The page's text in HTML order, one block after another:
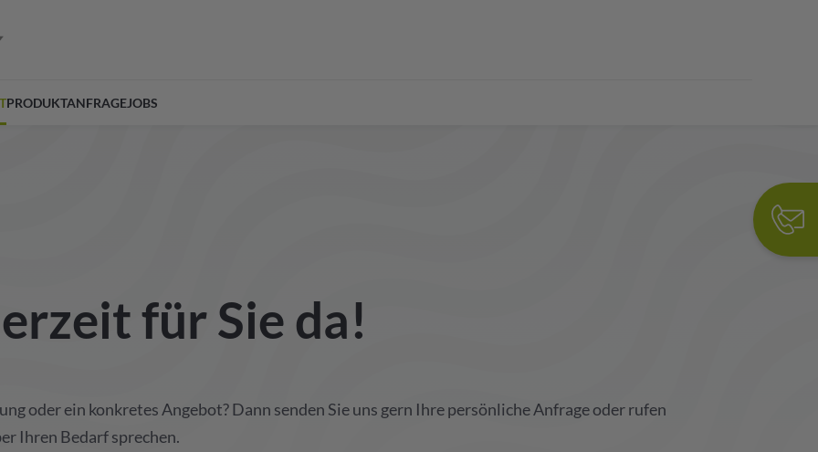
PRODUKTANFRAGEJOBS
für Sie da!
oder ein konkretes Angebot? Dann senden Sie uns gern Ihre persönliche Anfrage oder rufen
Ihren Bedarf sprechen.